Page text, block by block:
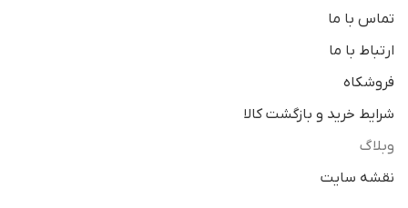
تماس با ما
ارتباط با ما
فروشکاه
شرایط خرید و بازگشت کالا
وبلاگ
نقشه سایت